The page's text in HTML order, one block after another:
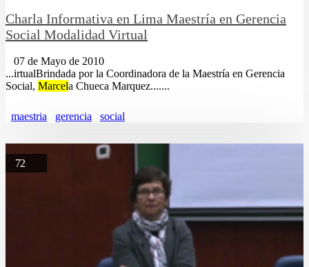
Charla Informativa en Lima Maestría en Gerencia
Social Modalidad Virtual
07 de Mayo de 2010
...irtualBrindada por la Coordinadora de la Maestría en Gerencia
Social, Marcela Chueca Marquez.......
maestria gerencia social
72